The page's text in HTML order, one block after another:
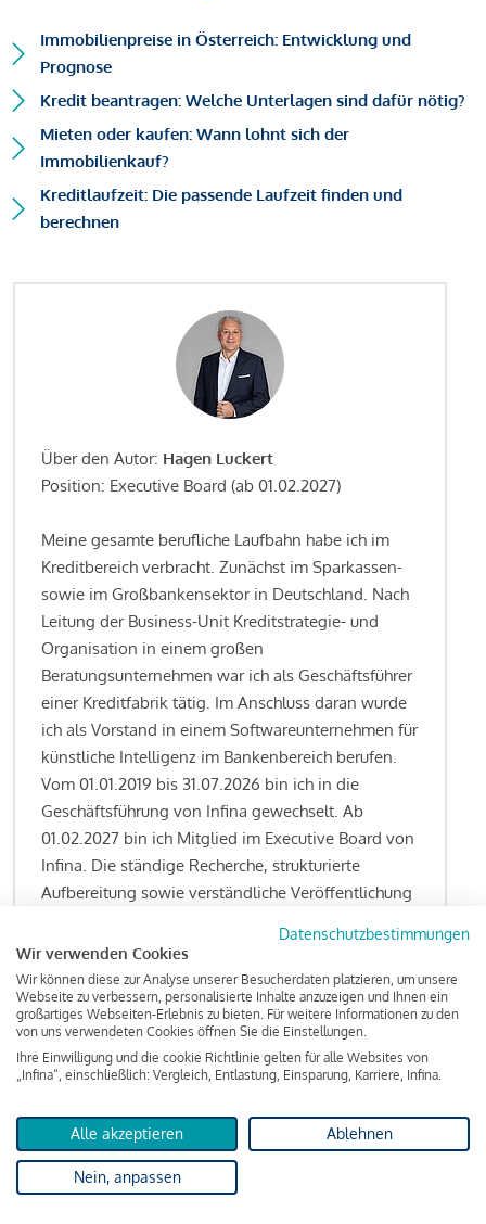
Immobilienpreise in Österreich: Entwicklung und
Prognose
Kredit beantragen: Welche Unterlagen sind dafür nötig?
Mieten oder kaufen: Wann lohnt sich der
Immobilienkauf?
Kreditlaufzeit: Die passende Laufzeit finden und
berechnen
Über den Autor: Hagen Luckert
Position: Executive Board (ab 01.02.2027)
Meine gesamte berufliche Laufbahn habe ich im
Kreditbereich verbracht. Zunächst im Sparkassen-
sowie im Großbankensektor in Deutschland. Nach
Leitung der Business-Unit Kreditstrategie- und
Organisation in einem großen
Beratungsunternehmen war ich als Geschäftsführer
einer Kreditfabrik tätig. Im Anschluss daran wurde
ich als Vorstand in einem Softwareunternehmen für
künstliche Intelligenz im Bankenbereich berufen.
Vom 01.01.2019 bis 31.07.2026 bin ich in die
Geschäftsführung von Infina gewechselt. Ab
01.02.2027 bin ich Mitglied im Executive Board von
Infina. Die ständige Recherche, strukturierte
Aufbereitung sowie verständliche Veröffentlichung
Kreditgeschäft gehören zu den wesentlichen
Schwerpunktsetzungen meiner Funktion.
Lesen Sie meine Finanzierungs-Tipps
KreditindexDas Wohnkredit Barometer
Datenschutzbestimmungen
Wir verwenden Cookies
Wir können diese zur Analyse unserer Besucherdaten platzieren, um unsere
Webseite zu verbessern, personalisierte Inhalte anzuzeigen und Ihnen ein
großartiges Webseiten-Erlebnis zu bieten. Für weitere Informationen zu den
von uns verwendeten Cookies öffnen Sie die Einstellungen.
Ihre Einwilligung und die cookie Richtlinie gelten für alle Websites von
„Infina“, einschließlich: Vergleich, Entlastung, Einsparung, Karriere, Infina.
Alle akzeptieren Ablehnen
Nein, anpassen